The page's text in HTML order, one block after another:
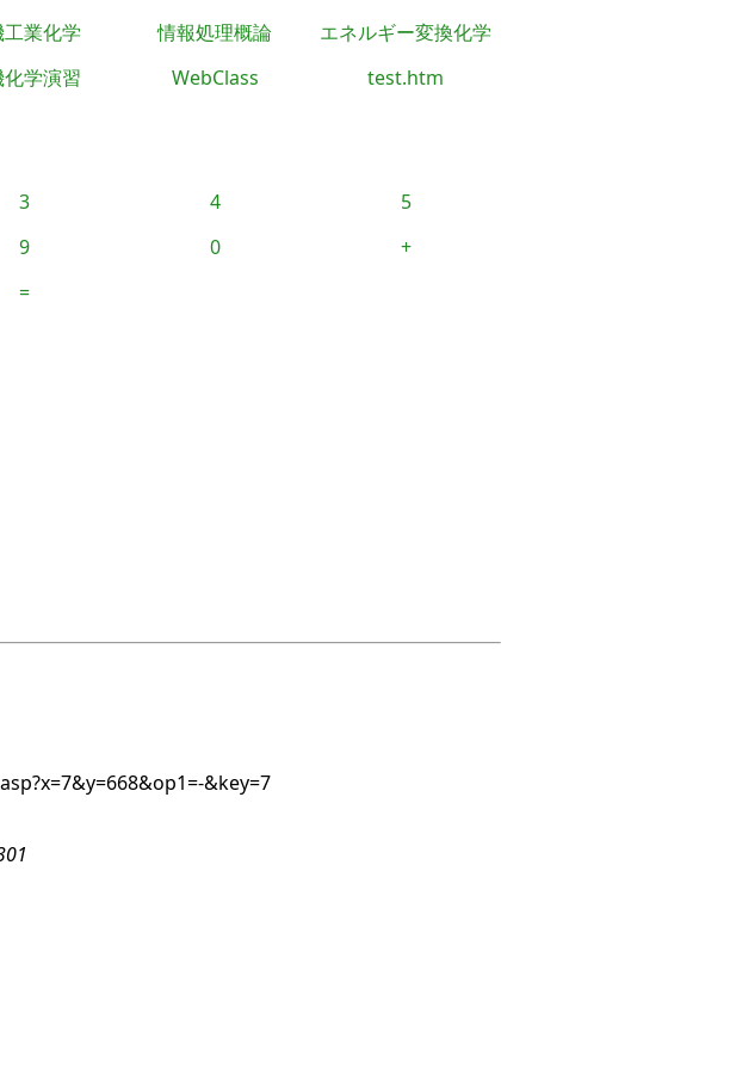
業化学 情報処理概論
エネルギー変換化学
学演習 WebClass
test.htm
3 4
5
9 0
+
=
&key=7